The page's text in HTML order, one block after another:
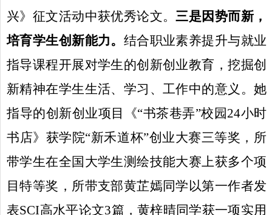
兴》征文活动中获优秀论文。三是因势而新，
培育学生创新能力。 结合职业素养提升与就业
指导课程开展对学生的创新创业教育，挖掘创
新精神在学生生活、学习、工作中的意义。她
指导的创新创业项目《“书茶巷弄”校园24小时
书店》获学院“新禾道杯”创业大赛三等奖，所
带学生在全国大学生测绘技能大赛上获多个项
目特等奖，所带支部黄芷嫣同学以第一作者发
表SCI高水平论文3篇，黄梓晴同学获一项实用